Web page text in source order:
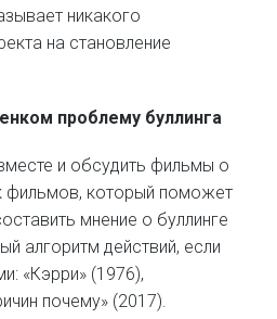
никакого
на становление
проблему буллинга
и обсудить фильмы о
фильмов, который поможет
мнение о буллинге
алгоритм действий, если
«Кэрри» (1976),
почему» (2017).